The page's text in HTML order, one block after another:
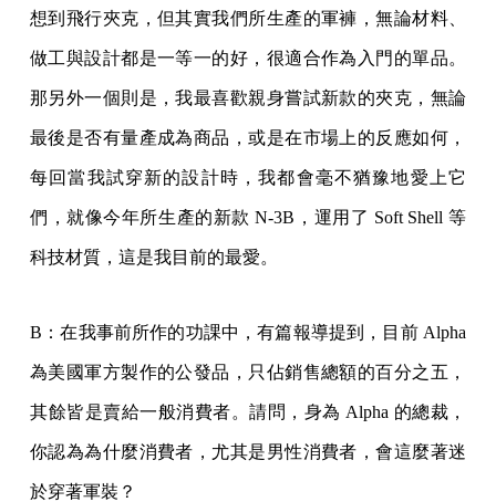
想到飛行夾克，但其實我們所生產的軍褲，無論材料、
做工與設計都是一等一的好，很適合作為入門的單品。
那另外一個則是，我最喜歡親身嘗試新款的夾克，無論
最後是否有量產成為商品，或是在市場上的反應如何，
每回當我試穿新的設計時，我都會毫不猶豫地愛上它
們，就像今年所生產的新款 N-3B，運用了 Soft Shell 等
科技材質，這是我目前的最愛。
B：在我事前所作的功課中，有篇報導提到，目前 Alpha
為美國軍方製作的公發品，只佔銷售總額的百分之五，
其餘皆是賣給一般消費者。請問，身為 Alpha 的總裁，
你認為為什麼消費者，尤其是男性消費者，會這麼著迷
於穿著軍裝？